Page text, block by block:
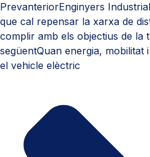
PrevanteriorEnginyers
que cal repensar la xarxa de
complir amb els objectius de la
següentQuan energia, mobilitat
el vehicle elèctric